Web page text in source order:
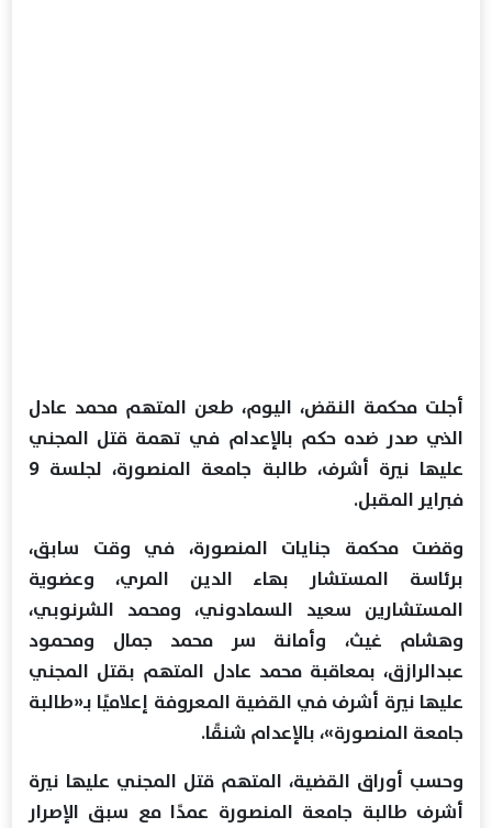
أجلت محكمة النقض، اليوم، طعن المتهم محمد عادل
الذي صدر ضده حكم بالإعدام في تهمة قتل المجني
عليها نيرة أشرف، طالبة جامعة المنصورة، لجلسة 9
فبراير المقبل.
وقضت محكمة جنايات المنصورة، في وقت سابق،
برئاسة المستشار بهاء الدين المري، وعضوية
المستشارين سعيد السمادوني، ومحمد الشرنوبي،
وهشام غيث، وأمانة سر محمد جمال ومحمود
عبدالرازق، بمعاقبة محمد عادل المتهم بقتل المجني
عليها نيرة أشرف في القضية المعروفة إعلاميًا بـ«طالبة
جامعة المنصورة»، بالإعدام شنقًا.
وحسب أوراق القضية، المتهم قتل المجني عليها نيرة
أشرف طالبة جامعة المنصورة عمدًا مع سبق الإصرار